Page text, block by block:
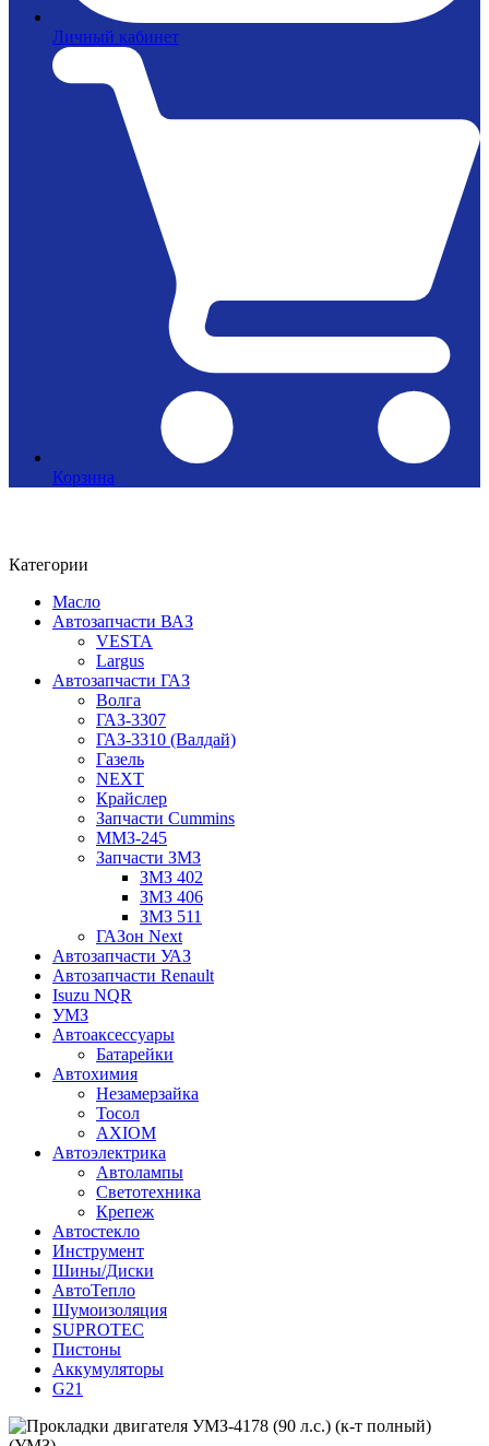
Личный кабинет
Корзина
Категории
Масло
Автозапчасти ВАЗ
VESTA
Largus
Автозапчасти ГАЗ
Волга
ГАЗ-3307
ГАЗ-3310 (Валдай)
Газель
NEXT
Крайслер
Запчасти Cummins
ММЗ-245
Запчасти ЗМЗ
ЗМЗ 402
ЗМЗ 406
ЗМЗ 511
ГАЗон Next
Автозапчасти УАЗ
Автозапчасти Renault
Isuzu NQR
УМЗ
Автоаксессуары
Батарейки
Автохимия
Незамерзайка
Тосол
AXIOM
Автоэлектрика
Автолампы
Светотехника
Крепеж
Автостекло
Инструмент
Шины/Диски
АвтоТепло
Шумоизоляция
SUPROTEC
Пистоны
Аккумуляторы
G21